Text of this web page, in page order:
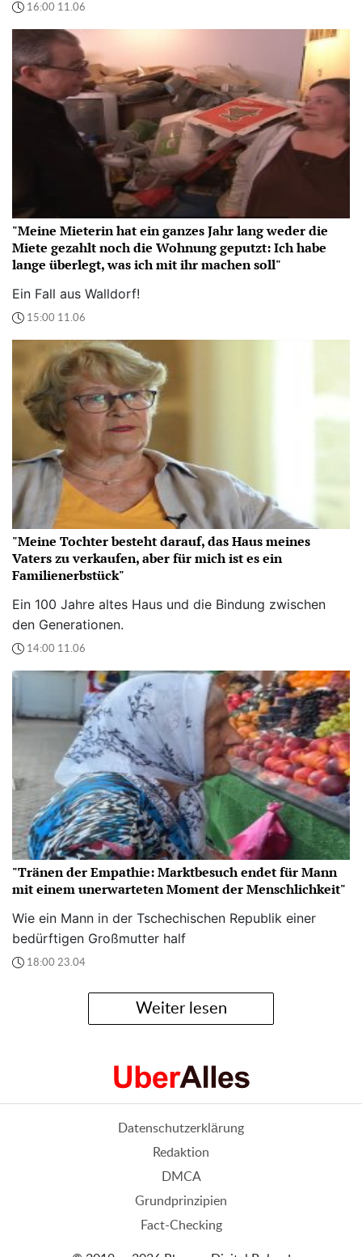
16:00 11.06
"Meine Mieterin hat ein ganzes Jahr lang weder die
Miete gezahlt noch die Wohnung geputzt: Ich habe
lange überlegt, was ich mit ihr machen soll"
Ein Fall aus Walldorf!
15:00 11.06
"Meine Tochter besteht darauf, das Haus meines
Vaters zu verkaufen, aber für mich ist es ein
Familienerbstück"
Ein 100 Jahre altes Haus und die Bindung zwischen
den Generationen.
14:00 11.06
"Tränen der Empathie: Marktbesuch endet für Mann
mit einem unerwarteten Moment der Menschlichkeit"
Wie ein Mann in der Tschechischen Republik einer
bedürftigen Großmutter half
18:00 23.04
Weiter lesen
Datenschutzerklärung
Redaktion
DMCA
Grundprinzipien
Fact-Checking